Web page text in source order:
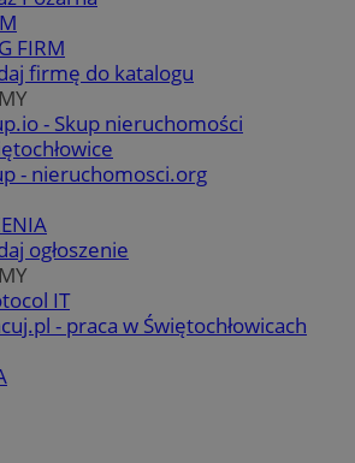
FIRM
firmę do katalogu
- Skup nieruchomości
- nieruchomosci.org
ogłoszenie
IT
- praca w Świętochłowicach